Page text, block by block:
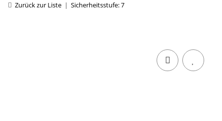
Zurück zur Liste Sicherheitsstufe: 7